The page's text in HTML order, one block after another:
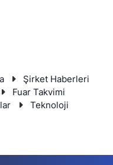
Şirket Haberleri
Fuar Takvimi
Teknoloji